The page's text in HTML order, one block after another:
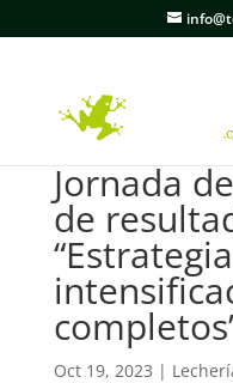
Jornada
de
Oct 19, 2023 |